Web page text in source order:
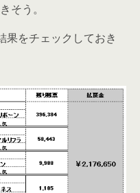
そう。
果をチェックしておき